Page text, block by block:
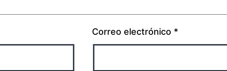
Correo electrónico *